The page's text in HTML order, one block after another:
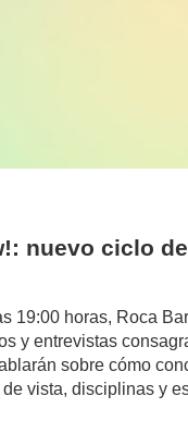
nuevo ciclo
19:00 horas, Roca
y entrevistas
sobre cómo
vista, disciplinas y